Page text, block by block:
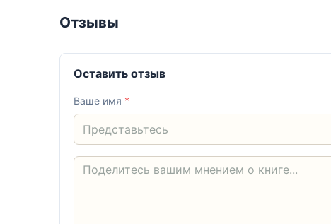
Отзывы
Оставить отзыв
Ваше имя *